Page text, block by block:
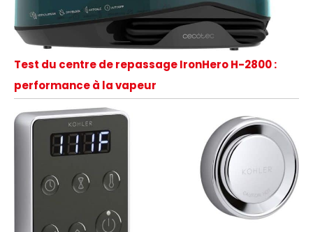
Test du centre de repassage IronHero H-2800 :
performance à la vapeur